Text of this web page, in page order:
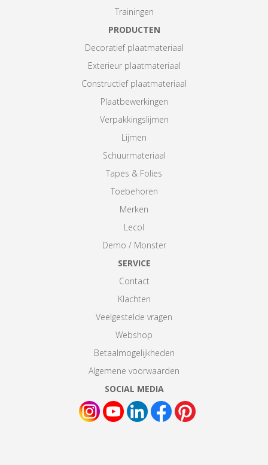
Trainingen
PRODUCTEN
Decoratief plaatmateriaal
Exterieur plaatmateriaal
Constructief plaatmateriaal
Plaatbewerkingen
Verpakkingslijmen
Lijmen
Schuurmateriaal
Tapes & Folies
Toebehoren
Merken
Lecol
Demo / Monster
SERVICE
Contact
Klachten
Veelgestelde vragen
Webshop
Betaalmogelijkheden
Algemene voorwaarden
SOCIAL MEDIA